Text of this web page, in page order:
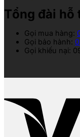
Tổng đài hỗ
Gọi mua hàng:
Gọi bảo hành:
Gọi khiếu nại: